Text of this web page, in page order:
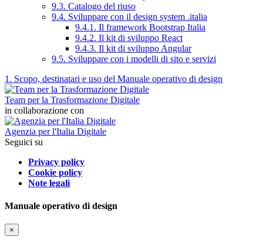
9.3. Catalogo del riuso
9.4. Sviluppare con il design system .italia
9.4.1. Il framework Bootstrap Italia
9.4.2. Il kit di sviluppo React
9.4.3. Il kit di sviluppo Angular
9.5. Sviluppare con i modelli di sito e servizi
1. Scopo, destinatari e uso del Manuale operativo di design
Team per la Trasformazione Digitale
in collaborazione con
Agenzia per l'Italia Digitale
Seguici su
Privacy policy
Cookie policy
Note legali
Manuale operativo di design
×